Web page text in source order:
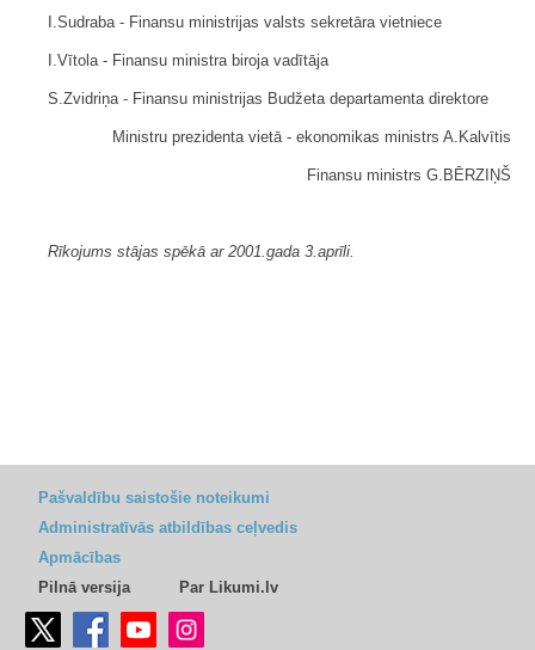
I.Sudraba - Finansu ministrijas valsts sekretāra vietniece
I.Vītola - Finansu ministra biroja vadītāja
S.Zvidriņa - Finansu ministrijas Budžeta departamenta direktore
Ministru prezidenta vietā - ekonomikas ministrs A.Kalvītis
Finansu ministrs G.BĒRZIŅŠ
Rīkojums stājas spēkā ar 2001.gada 3.aprīli.
Pašvaldību saistošie noteikumi
Administratīvās atbildības ceļvedis
Apmācības
Pilnā versija
Par Likumi.lv